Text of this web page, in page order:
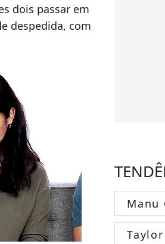
dois passar em
despedida, com
Manu